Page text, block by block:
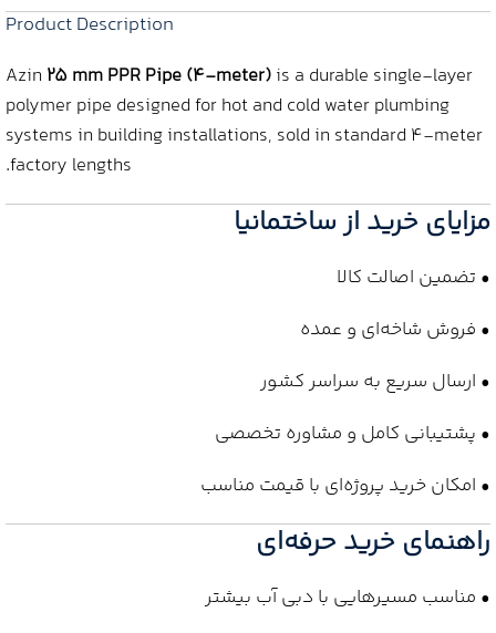
Product Description
Azin 25 mm PPR Pipe (4-meter)is a durable single-layer
polymer pipe designed for hot and cold water plumbing
systems in building installations, sold in standard 4-meter
factory lengths.
مزایای خرید از ساختمانیا
• تضمین اصالت کالا
• فروش شاخه‌ای و عمده
• ارسال سریع به سراسر کشور
• پشتیبانی کامل و مشاوره تخصصی
• امکان خرید پروژه‌ای با قیمت مناسب
راهنمای خرید حرفه‌ای
• مناسب مسیرهایی با دبی آب بیشتر